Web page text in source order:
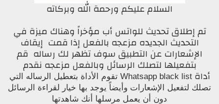
السلام عليكم ورحمة الله وبركاته
تم إطلاق تحديث للواتس أب مؤخراً وهناك ميزة في
التحديث الجديده مزعجه بالفعل إذا قمت إيقاف
الإشعارات عن التطبيق سوف تظهر لك رساله قم
بتفعيلها لتصلك الرسائل وبالفعل مزعجه نقدم
أداة
Whatsapp black list تقوم الأداة بتعطيل الرساله التي
تصلك لتفعيل الإشعارات وأيضاً يوجد بها خيار لقراءة الرسائل
دون أن يعمل مرسلها أنك شاهدتها